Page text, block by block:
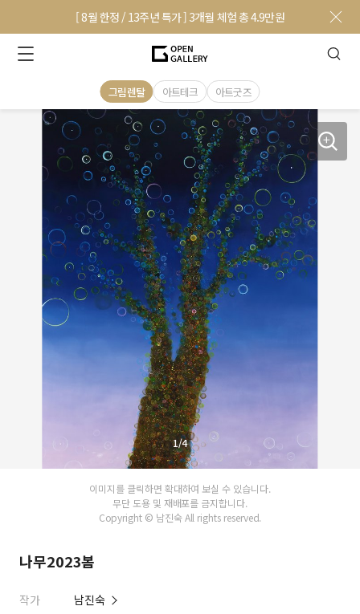
[ 8월 한정 / 13주년 특가 ] 3개월 체험 총 4.9만원
그림렌탈 아트테크 아트굿즈
1/4
이미지를 클릭하면 확대하여 보실 수 있습니다.
무단 도용 및 재배포를 금지합니다.
Copyright © 남진숙 All rights reserved.
나무2023봄
작가
남진숙